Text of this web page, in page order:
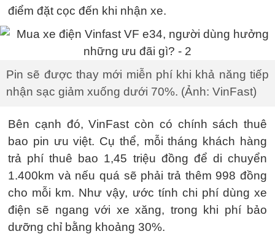
điểm đặt cọc đến khi nhận xe.
Pin sẽ được thay mới miễn phí khi khả năng tiếp
nhận sạc giảm xuống dưới 70%. (Ảnh: VinFast)
Bên cạnh đó, VinFast còn có chính sách thuê
bao pin ưu việt. Cụ thể, mỗi tháng khách hàng
trả phí thuê bao 1,45 triệu đồng để di chuyển
1.400km và nếu quá sẽ phải trả thêm 998 đồng
cho mỗi km. Như vậy, ước tính chi phí dùng xe
điện sẽ ngang với xe xăng, trong khi phí bảo
dưỡng chỉ bằng khoảng 30%.